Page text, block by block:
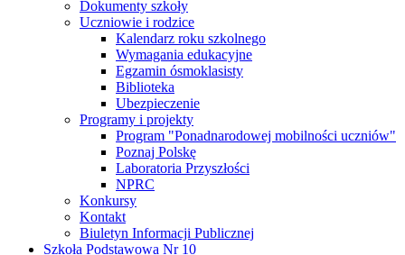
Dokumenty szkoły
Uczniowie i rodzice
Kalendarz roku szkolnego
Wymagania edukacyjne
Egzamin ósmoklasisty
Biblioteka
Ubezpieczenie
Programy i projekty
Program "Ponadnarodowej mobilności uczniów"
Poznaj Polskę
Laboratoria Przyszłości
NPRC
Konkursy
Kontakt
Biuletyn Informacji Publicznej
Szkoła Podstawowa Nr 10